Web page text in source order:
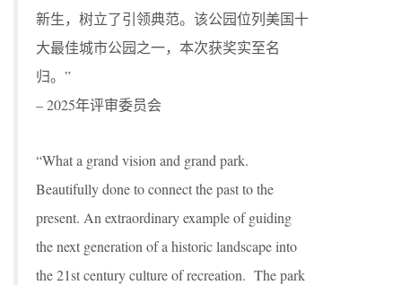
新生，树立了引领典范。该公园位列美国十
大最佳城市公园之一，本次获奖实至名
归。”
– 2025年评审委员会
“What a grand vision and grand park.
Beautifully done to connect the past to the
present. An extraordinary example of guiding
the next generation of a historic landscape into
the 21st century culture of recreation. The park